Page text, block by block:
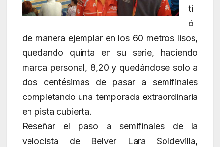
ti
ó
de manera ejemplar en los 60 metros lisos,
quedando quinta en su serie, haciendo
marca personal, 8,20 y quedándose solo a
dos centésimas de pasar a semifinales
completando una temporada extraordinaria
en pista cubierta.
Reseñar el paso a semifinales de la
velocista de Belver Lara Soldevilla,